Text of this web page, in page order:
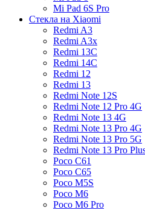
Mi Pad 6S Pro
Стекла на Xiaomi
Redmi A3
Redmi A3x
Redmi 13C
Redmi 14C
Redmi 12
Redmi 13
Redmi Note 12S
Redmi Note 12 Pro 4G
Redmi Note 13 4G
Redmi Note 13 Pro 4G
Redmi Note 13 Pro 5G
Redmi Note 13 Pro
Poco C61
Poco C65
Poco M5S
Poco M6
Poco M6 Pro